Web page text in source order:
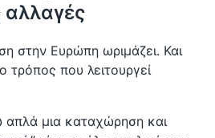
αλλαγές
στην Ευρώπη ωριμάζει. Και
τρόπος που λειτουργεί
απλά μια καταχώρηση και